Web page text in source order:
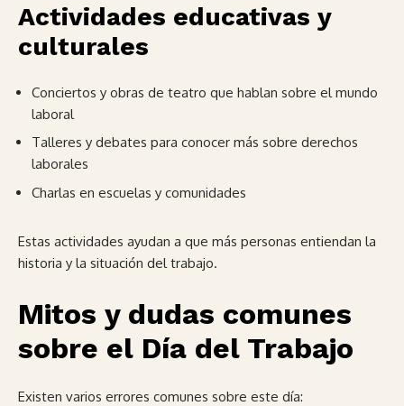
Actividades educativas y
culturales
Conciertos y obras de teatro que hablan sobre el mundo
laboral
Talleres y debates para conocer más sobre derechos
laborales
Charlas en escuelas y comunidades
Estas actividades ayudan a que más personas entiendan la
historia y la situación del trabajo.
Mitos y dudas comunes
sobre el Día del Trabajo
Existen varios errores comunes sobre este día: